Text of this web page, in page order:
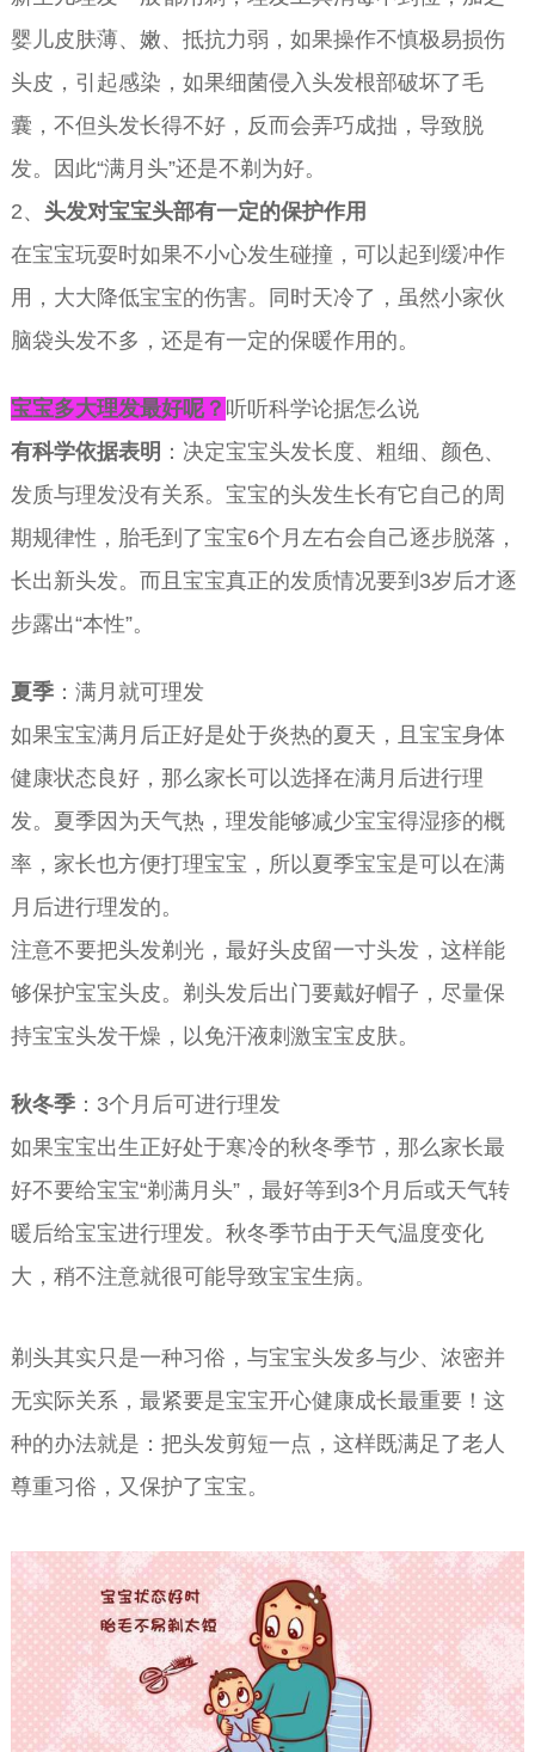
婴儿皮肤薄、嫩、抵抗力弱，如果操作不慎极易损伤
头皮，引起感染，如果细菌侵入头发根部破坏了毛
囊，不但头发长得不好，反而会弄巧成拙，导致脱
发。因此“满月头”还是不剃为好。
2、 头发对宝宝头部有一定的保护作用
在宝宝玩耍时如果不小心发生碰撞，可以起到缓冲作
用，大大降低宝宝的伤害。同时天冷了，虽然小家伙
脑袋头发不多，还是有一定的保暖作用的。
宝宝多大理发最好呢？ 听听科学论据怎么说
有科学依据表明 ：决定宝宝头发长度、粗细、颜色、
发质与理发没有关系。宝宝的头发生长有它自己的周
期规律性，胎毛到了宝宝6个月左右会自己逐步脱落，
长出新头发。而且宝宝真正的发质情况要到3岁后才逐
步露出“本性”。
夏季：满月就可理发
如果宝宝满月后正好是处于炎热的夏天，且宝宝身体
健康状态良好，那么家长可以选择在满月后进行理
发。夏季因为天气热，理发能够减少宝宝得湿疹的概
率，家长也方便打理宝宝，所以夏季宝宝是可以在满
月后进行理发的。
注意不要把头发剃光，最好头皮留一寸头发，这样能
够保护宝宝头皮。剃头发后出门要戴好帽子，尽量保
持宝宝头发干燥，以免汗液刺激宝宝皮肤。
秋冬季：3个月后可进行理发
如果宝宝出生正好处于寒冷的秋冬季节，那么家长最
好不要给宝宝“剃满月头”，最好等到3个月后或天气转
暖后给宝宝进行理发。秋冬季节由于天气温度变化
大，稍不注意就很可能导致宝宝生病。
剃头其实只是一种习俗，与宝宝头发多与少、浓密并
无实际关系，最紧要是宝宝开心健康成长最重要！这
种的办法就是：把头发剪短一点，这样既满足了老人
尊重习俗，又保护了宝宝。